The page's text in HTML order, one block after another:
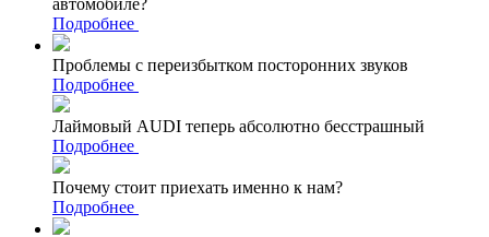
автомобиле?
Подробнее
Проблемы с переизбытком посторонних звуков
Подробнее
Лаймовый AUDI теперь абсолютно бесстрашный
Подробнее
Почему стоит приехать именно к нам?
Подробнее